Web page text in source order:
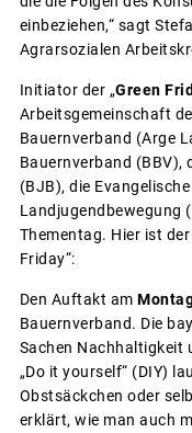
einbeziehen,“ sagt
Agrarsozialen
Initiator der „Green
Arbeitsgemeinschaft
Bauernverband (Arge
Bauernverband (BBV),
(BJB), die
Landjugendbewegung
Thementag. Hier ist
Friday“:
Den Auftakt am
Bauernverband. Die
Sachen Nachhaltigkeit
„Do it yourself“ (DIY)
Obstsäckchen oder
erklärt, wie man auch